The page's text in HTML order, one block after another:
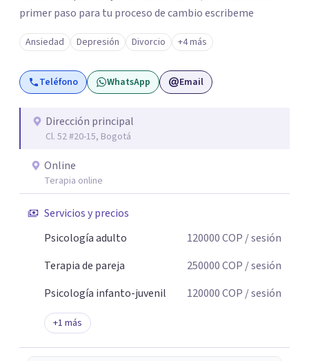
primer paso para tu proceso de cambio escribeme
Ansiedad Depresión Divorcio +4 más
Teléfono WhatsApp Email
Dirección principal
Cl. 52 #20-15, Bogotá
Online
Terapia online
Servicios y precios
Psicología adulto
120000COP / sesión
Terapia de pareja
250000COP / sesión
Psicología infanto-juvenil
120000COP / sesión
+1 más